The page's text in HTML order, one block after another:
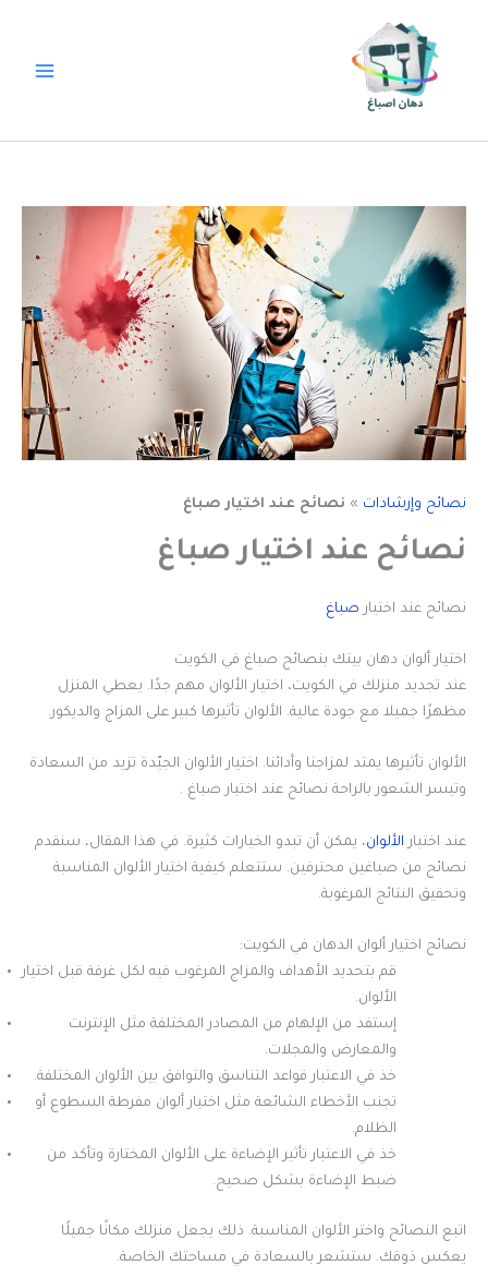
نصائح وإرشادات » نصائح عند اختيار صباغ
نصائح عند اختيار صباغ
نصائح عند اختيار صباغ
اختيار ألوان دهان بيتك بنصائح صباغ في الكويت
عند تجديد منزلك في الكويت، اختيار الألوان مهم جدًا. يعطي المنزل
مظهرًا جميلا مع جودة عالية. الألوان تأثيرها كبير على المزاج والديكور.
الألوان تأثيرها يمتد لمزاجنا وأدائنا. اختيار الألوان الجيّدة تزيد من السعادة
وتيسر الشعور بالراحة نصائح عند اختيار صباغ .
عند اختيار الألوان، يمكن أن تبدو الخيارات كثيرة. في هذا المقال، سنقدم
نصائح من صباغين محترفين. ستتعلم كيفية اختيار الألوان المناسبة
وتحقيق النتائج المرغوبة.
نصائح اختيار ألوان الدهان في الكويت:
قم بتحديد الأهداف والمزاج المرغوب فيه لكل غرفة قبل اختيار
الألوان.
إستفد من الإلهام من المصادر المختلفة مثل الإنترنت
والمعارض والمجلات.
خذ في الاعتبار قواعد التناسق والتوافق بين الألوان المختلفة.
تجنب الأخطاء الشائعة مثل اختيار ألوان مفرطة السطوع أو
الظلام.
خذ في الاعتبار تأثير الإضاءة على الألوان المختارة وتأكد من
ضبط الإضاءة بشكل صحيح.
اتبع النصائح واختر الألوان المناسبة. ذلك يجعل منزلك مكانًا جميلًا
يعكس ذوقك. ستشعر بالسعادة في مساحتك الخاصة.